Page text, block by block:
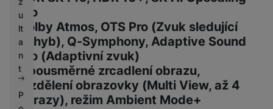
u
lt
a
n
t
P
Pro
Dolby Atmos, OTS Pro (Zvuk sledující
pohyb), Q-Symphony, Adaptive Sound
Pro (Adaptivní zvuk)
Obousměrné zrcadlení obrazu,
rozdělení obrazovky (Multi View, až 4
obrazy), režim Ambient Mode+